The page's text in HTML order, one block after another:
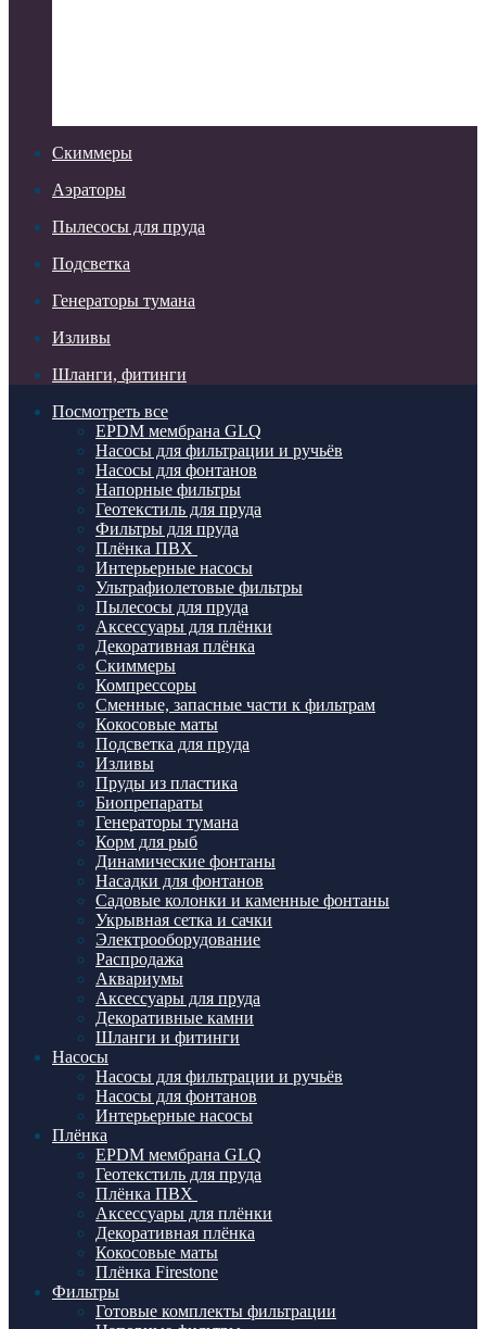
Скиммеры
Аэраторы
Пылесосы для пруда
Подсветка
Генераторы тумана
Изливы
Шланги, фитинги
Посмотреть все
EPDM мембрана GLQ
Насосы для фильтрации и ручьёв
Насосы для фонтанов
Напорные фильтры
Геотекстиль для пруда
Фильтры для пруда
Плёнка ПВХ
Интерьерные насосы
Ультрафиолетовые фильтры
Пылесосы для пруда
Аксессуары для плёнки
Декоративная плёнка
Скиммеры
Компрессоры
Сменные, запасные части к фильтрам
Кокосовые маты
Подсветка для пруда
Изливы
Пруды из пластика
Биопрепараты
Генераторы тумана
Корм для рыб
Динамические фонтаны
Насадки для фонтанов
Садовые колонки и каменные фонтаны
Укрывная сетка и сачки
Электрооборудование
Распродажа
Аквариумы
Аксессуары для пруда
Декоративные камни
Шланги и фитинги
Насосы
Насосы для фильтрации и ручьёв
Насосы для фонтанов
Интерьерные насосы
Плёнка
EPDM мембрана GLQ
Геотекстиль для пруда
Плёнка ПВХ
Аксессуары для плёнки
Декоративная плёнка
Кокосовые маты
Плёнка Firestone
Фильтры
Готовые комплекты фильтрации